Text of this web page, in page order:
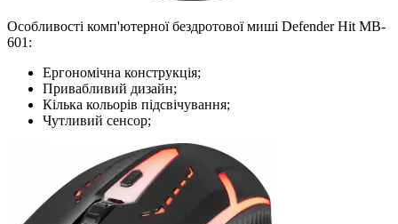
Особливості комп'ютерної бездротової миші Defender Hit MB-
601:
Ергономічна конструкція;
Привабливий дизайн;
Кілька кольорів підсвічування;
Чутливий сенсор;